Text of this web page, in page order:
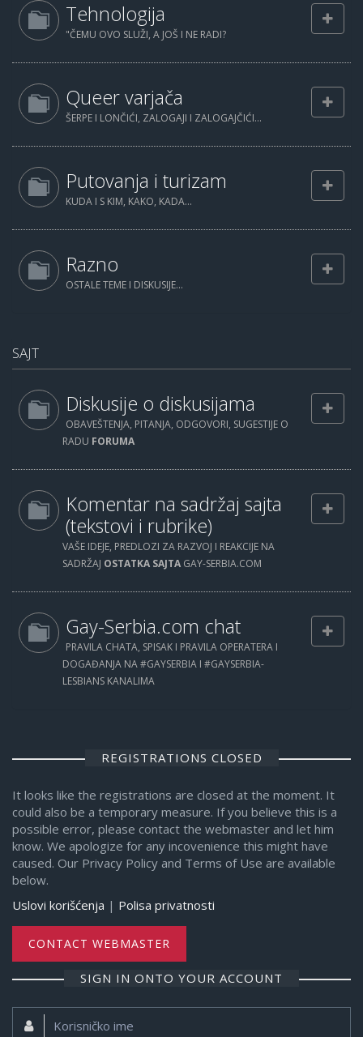
Tehnologija
"ČEMU OVO SLUŽI, A JOŠ I NE RADI?
Queer varjača
ŠERPE I LONČIĆI, ZALOGAJI I ZALOGAJČIĆI...
Putovanja i turizam
KUDA I S KIM, KAKO, KADA...
Razno
OSTALE TEME I DISKUSIJE...
SAJT
Diskusije o diskusijama
OBAVEŠTENJA, PITANJA, ODGOVORI, SUGESTIJE O
RADU FORUMA
Komentar na sadržaj sajta
(tekstovi i rubrike)
VAŠE IDEJE, PREDLOZI ZA RAZVOJ I REAKCIJE NA
SADRŽAJ OSTATKA SAJTA GAY-SERBIA.COM
Gay-Serbia.com chat
PRAVILA CHATA, SPISAK I PRAVILA OPERATERA I
DOGAĐANJA NA #GAYSERBIA I #GAYSERBIA-
LESBIANS KANALIMA
REGISTRATIONS CLOSED
It looks like the registrations are closed at the moment. It
could also be a temporary measure. If you believe this is a
possible error, please contact the webmaster and let him
know. We apologize for any incovenience this might have
caused. Our Privacy Policy and Terms of Use are available
below.
Uslovi korišćenja | Polisa privatnosti
CONTACT WEBMASTER
SIGN IN ONTO YOUR ACCOUNT
Korisničko